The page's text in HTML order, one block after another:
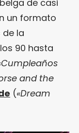
de casi
un formato
la
90 hasta
Cumpleaños
and the
(«Dream